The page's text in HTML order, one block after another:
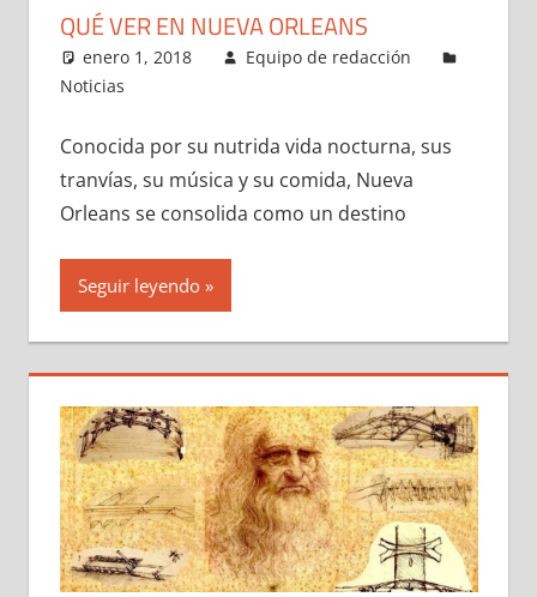
QUÉ VER EN NUEVA ORLEANS
enero 1, 2018
Equipo de redacción
Noticias
Conocida por su nutrida vida nocturna, sus
tranvías, su música y su comida, Nueva
Orleans se consolida como un destino
Seguir leyendo